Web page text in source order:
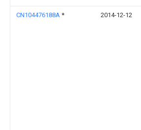
CN104476188A * 2014-12-12